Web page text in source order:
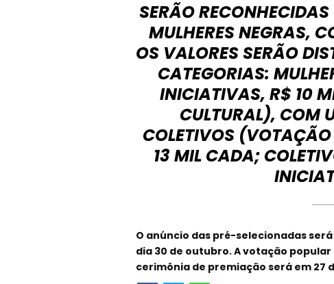
SERÃO
MULHERES NEGRAS,
OS VALORES SERÃO
CATEGORIAS:
INICIATIVAS, R$ 10
CULTURAL), COM
COLETIVOS
13 MIL CADA;
O anúncio das pré-selecionadas
dia 30 de outubro. A votação
cerimônia de premiação será em 27